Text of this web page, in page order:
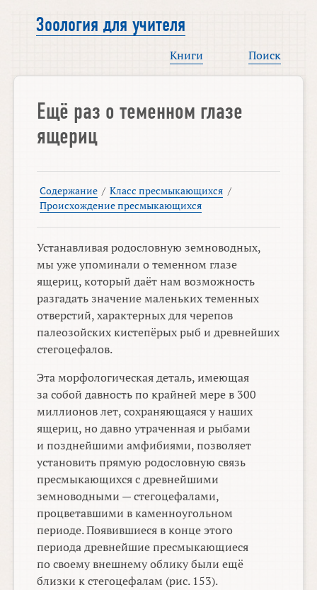
Зоология для учителя
Книги Поиск
Ещё раз о теменном глазе
ящериц
Содержание / Класс пресмыкающихся /
Происхождение пресмыкающихся
Устанавливая родословную земноводных,
мы уже упоминали о теменном глазе
ящериц, который даёт нам возможность
разгадать значение маленьких теменных
отверстий, характерных для черепов
палеозойских кистепёрых рыб и древнейших
стегоцефалов.
Эта морфологическая деталь, имеющая
за собой давность по крайней мере в 300
миллионов лет, сохраняющаяся у наших
ящериц, но давно утраченная и рыбами
и позднейшими амфибиями, позволяет
установить прямую родословную связь
пресмыкающихся с древнейшими
земноводными — стегоцефалами,
процветавшими в каменноугольном
периоде. Появившиеся в конце этого
периода древнейшие пресмыкающиеся
по своему внешнему облику были ещё
близки к стегоцефалам (рис. 153).